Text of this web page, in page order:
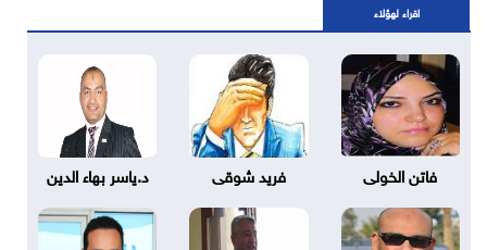
اقراء لهؤلاء
فاتن الخولى فريد شوقى د.ياسر بهاء الدين